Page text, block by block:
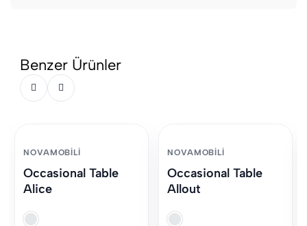
Benzer Ürünler
NOVAMOBILI
Occasional Table
Alice
NOVAMOBILI
Occasional Table
Allout